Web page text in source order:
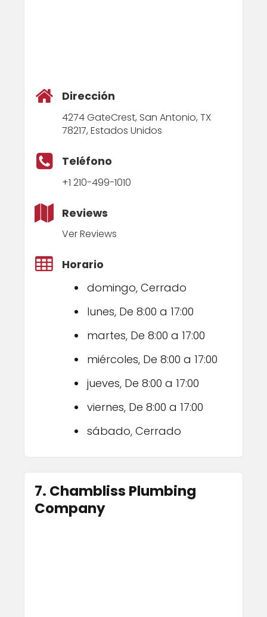
Dirección
4274 GateCrest, San Antonio, TX
78217, Estados Unidos
Teléfono
+1 210-499-1010
Reviews
Ver Reviews
Horario
domingo, Cerrado
lunes, De 8:00 a 17:00
martes, De 8:00 a 17:00
miércoles, De 8:00 a 17:00
jueves, De 8:00 a 17:00
viernes, De 8:00 a 17:00
sábado, Cerrado
7. Chambliss Plumbing
Company